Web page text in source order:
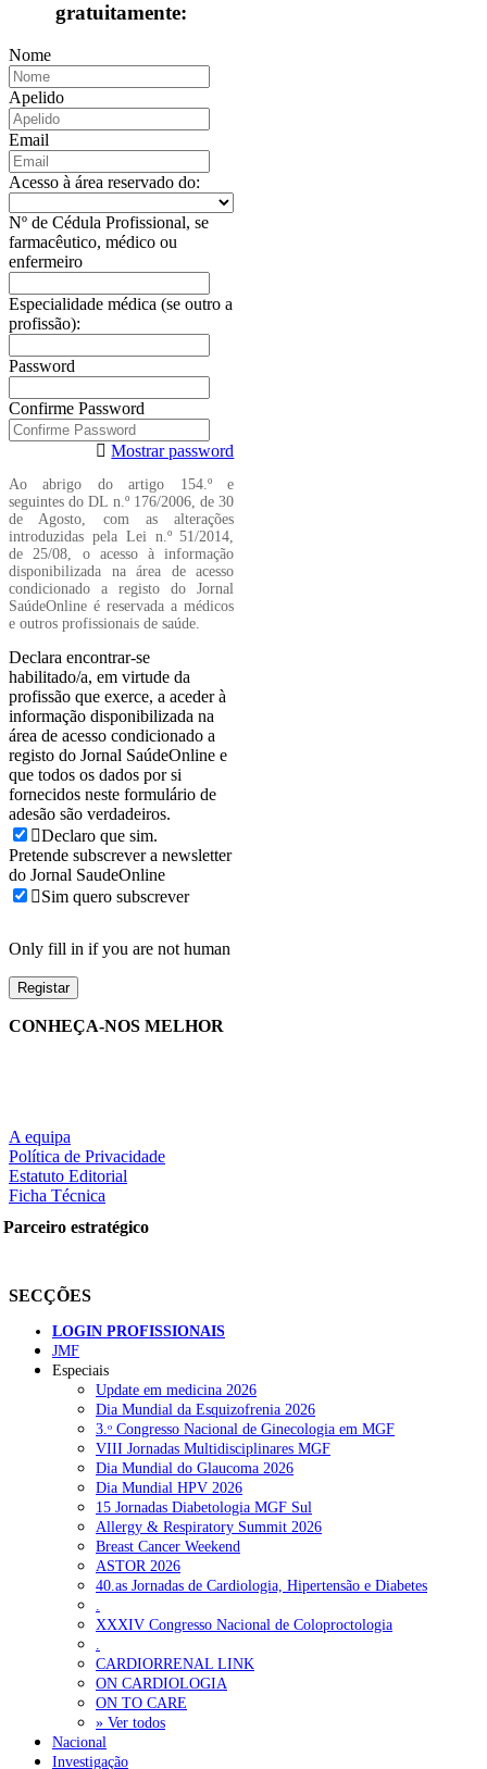
gratuitamente:
Nome
Apelido
Email
Acesso à área reservado do:
Nº de Cédula Profissional, se
farmacêutico, médico ou
enfermeiro
Especialidade médica (se outro a
profissão):
Password
Confirme Password
Mostrar password
Ao abrigo do artigo 154.º e
seguintes do DL n.º 176/2006, de 30
de Agosto, com as alterações
introduzidas pela Lei n.º 51/2014,
de 25/08, o acesso à informação
disponibilizada na área de acesso
condicionado a registo do Jornal
SaúdeOnline é reservada a médicos
e outros profissionais de saúde.
Declara encontrar-se
habilitado/a, em virtude da
profissão que exerce, a aceder à
informação disponibilizada na
área de acesso condicionado a
registo do Jornal SaúdeOnline e
que todos os dados por si
fornecidos neste formulário de
adesão são verdadeiros.
Declaro que sim.
Pretende subscrever a newsletter
do Jornal SaudeOnline
Sim quero subscrever
Only fill in if you are not human
CONHEÇA-NOS MELHOR
A equipa
Política de Privacidade
Estatuto Editorial
Ficha Técnica
Parceiro estratégico
SECÇÕES
LOGIN PROFISSIONAIS
JMF
Especiais
Update em medicina 2026
Dia Mundial da Esquizofrenia 2026
3.ᵒ Congresso Nacional de Ginecologia em MGF
VIII Jornadas Multidisciplinares MGF
Dia Mundial do Glaucoma 2026
Dia Mundial HPV 2026
15 Jornadas Diabetologia MGF Sul
Allergy & Respiratory Summit 2026
Breast Cancer Weekend
ASTOR 2026
40.as Jornadas de Cardiologia, Hipertensão e Diabetes
XXXIV Congresso Nacional de Coloproctologia
CARDIORRENAL LINK
ON CARDIOLOGIA
ON TO CARE
» Ver todos
Nacional
Investigação